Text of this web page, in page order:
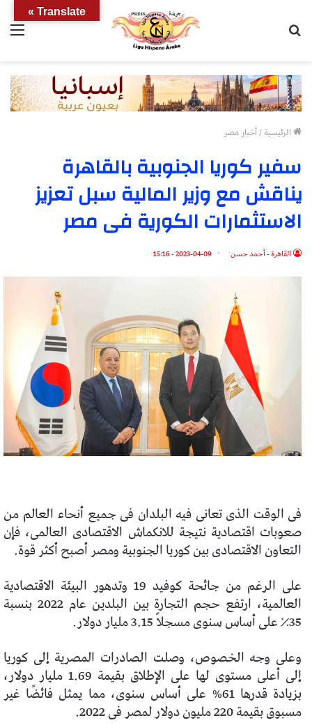
الرئيسية/أخبار مصر
سفير كوريا الجنوبية بالقاهرة
يناقش مع وزير المالية سبل تعزيز
الاستثمارات الكورية فى مصر
القاهرة - أحمد حسن 2023-04-09 - 15:16
فى الوقت الذى تعانى فيه البلدان فى جميع أنحاء العالم من
صعوبات اقتصادية نتيجة للانكماش الاقتصادى العالمى، فإن
التعاون الاقتصادى بين كوريا الجنوبية ومصر أصبح أكثر قوة.
على الرغم من جائحة كوفيد 19 وتدهور البيئة الاقتصادية
العالمية، ارتفع حجم التجارة بين البلدين عام 2022 بنسبة
35٪ على أساس سنوى مسجلاً 3.15 مليار دولار.
وعلى وجه الخصوص، وصلت الصادرات المصرية إلى كوريا
إلى أعلى مستوى لها على الإطلاق بقيمة 1.69 مليار دولار،
بزيادة قدرها 61% على أساس سنوى، مما يمثل فائضًا غير
مسبوق بقيمة 220 مليون دولار لمصر فى 2022.
Translate »